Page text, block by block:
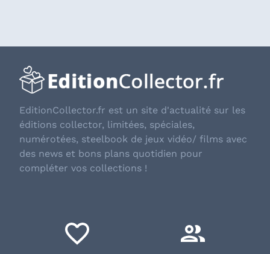
EditionCollector.fr est un site d'actualité sur les
éditions collector, limitées, spéciales,
numérotées, steelbook de jeux vidéo/ films avec
des news et bons plans quotidien pour
compléter vos collections !